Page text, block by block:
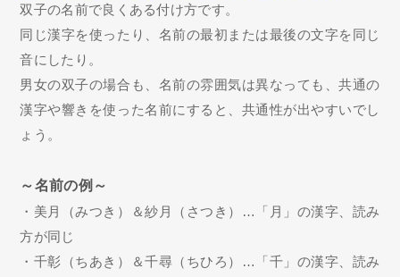
双子の名前で良くある付け方です。
同じ漢字を使ったり、名前の最初または最後の文字を同じ
音にしたり。
男女の双子の場合も、名前の雰囲気は異なっても、共通の
漢字や響きを使った名前にすると、共通性が出やすいでし
ょう。
～名前の例～
・美月（みつき）＆紗月（さつき）…「月」の漢字、読み
方が同じ
・千彰（ちあき）＆千尋（ちひろ）…「千」の漢字、読み